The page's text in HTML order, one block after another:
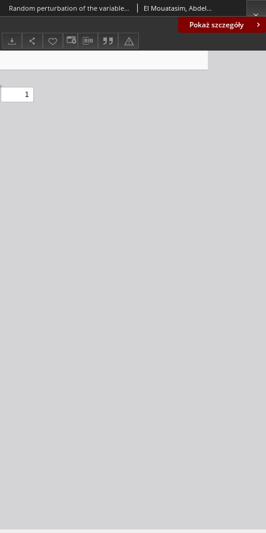
Pokaż szczegóły
Random perturbation of the variable metric method for unconstrained nonsmooth nonconvex optimization El Mouatasim, Abdelkrim; Ellaia, Rachid; Souza de Cursi, José E.